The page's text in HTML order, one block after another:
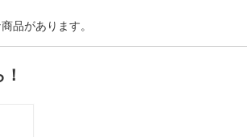
品があります。